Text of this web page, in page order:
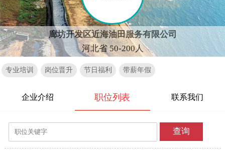
廊坊开发区近海油田服务有限公司
河北省 50-200人
专业培训 岗位晋升 节日福利 带薪年假
企业介绍 职位列表 联系我们
查询